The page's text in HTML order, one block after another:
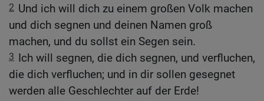
2 Und ich will dich zu einem großen Volk machen
und dich segnen und deinen Namen groß
machen, und du sollst ein Segen sein.
3 Ich will segnen, die dich segnen, und verfluchen,
die dich verfluchen; und in dir sollen gesegnet
werden alle Geschlechter auf der Erde!